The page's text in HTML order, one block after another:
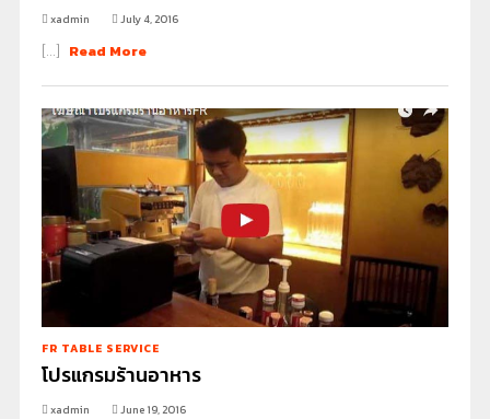
xadmin July 4, 2016
[...] Read More
FR TABLE SERVICE
โปรแกรมร้านอาหาร
xadmin June 19, 2016